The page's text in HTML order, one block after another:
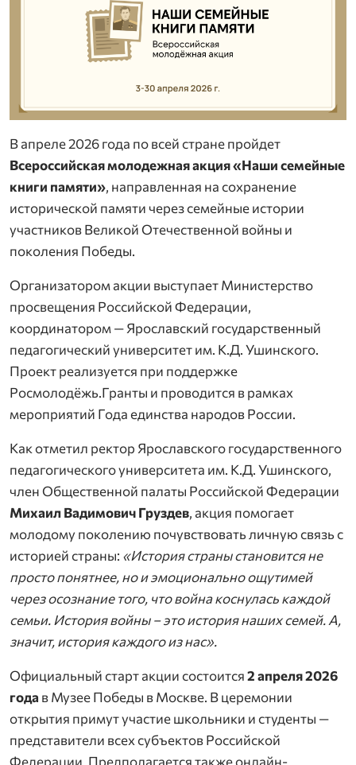
В апреле 2026 года по всей стране пройдет
Всероссийская молодежная акция «Наши семейные
книги памяти», направленная на сохранение
исторической памяти через семейные истории
участников Великой Отечественной войны и
поколения Победы.
Организатором акции выступает Министерство
просвещения Российской Федерации,
координатором — Ярославский государственный
педагогический университет им. К.Д. Ушинского.
Проект реализуется при поддержке
Росмолодёжь.Гранты и проводится в рамках
мероприятий Года единства народов России.
Как отметил ректор Ярославского государственного
педагогического университета им. К.Д. Ушинского,
член Общественной палаты Российской Федерации
Михаил Вадимович Груздев, акция помогает
молодому поколению почувствовать личную связь с
историей страны: «История страны становится не
просто понятнее, но и эмоционально ощутимей
через осознание того, что война коснулась каждой
семьи. История войны – это история наших семей. А,
значит, история каждого из нас».
Официальный старт акции состоится2 апреля 2026
года в Музее Победы в Москве. В церемонии
открытия примут участие школьники и студенты —
представители всех субъектов Российской
Федерации. Предполагается также онлайн-